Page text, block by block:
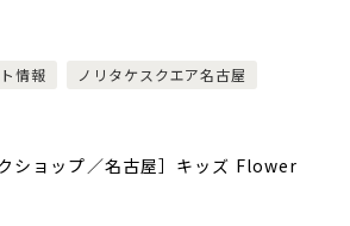
情報
ノリタケスクエア名古屋
ショップ／名古屋］キッズ Flower